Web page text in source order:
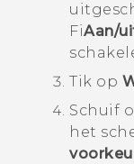
FiAan/
Tik op
Schuif
het